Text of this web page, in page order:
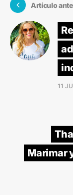
Artículo
11
Marimar